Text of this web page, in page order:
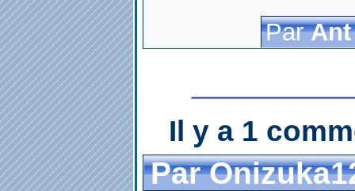
ParAnt
Il y a 1
Par